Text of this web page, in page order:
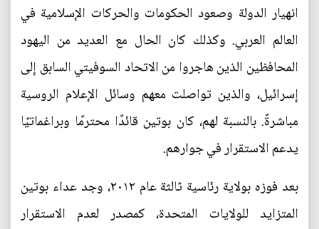
انهيار الدولة وصعود الحكومات والحركات الإسلامية في
العالم العربي. وكذلك كان الحال مع العديد من اليهود
المحافظين الذين هاجروا من الاتحاد السوفيتي السابق إلى
إسرائيل، والذين تواصلت معهم وسائل الإعلام الروسية
مباشرةً. بالنسبة لهم، كان بوتين قائدًا محترمًا وبراغماتيًا
يدعم الاستقرار في جوارهم.
بعد فوزه بولاية رئاسية ثالثة عام ٢٠١٢، وجد عداء بوتين
المتزايد للولايات المتحدة، كمصدر لعدم الاستقرار